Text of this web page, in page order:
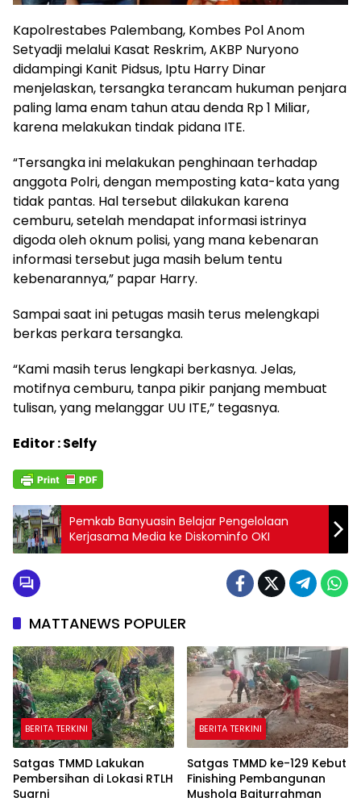
Kapolrestabes Palembang, Kombes Pol Anom
Setyadji melalui Kasat Reskrim, AKBP Nuryono
didampingi Kanit Pidsus, Iptu Harry Dinar
menjelaskan, tersangka terancam hukuman penjara
paling lama enam tahun atau denda Rp 1 Miliar,
karena melakukan tindak pidana ITE.
“Tersangka ini melakukan penghinaan terhadap
anggota Polri, dengan memposting kata-kata yang
tidak pantas. Hal tersebut dilakukan karena
cemburu, setelah mendapat informasi istrinya
digoda oleh oknum polisi, yang mana kebenaran
informasi tersebut juga masih belum tentu
kebenarannya,” papar Harry.
Sampai saat ini petugas masih terus melengkapi
berkas perkara tersangka.
“Kami masih terus lengkapi berkasnya. Jelas,
motifnya cemburu, tanpa pikir panjang membuat
tulisan, yang melanggar UU ITE,” tegasnya.
Editor : Selfy
Pemkab Banyuasin Belajar Pengelolaan
Kerjasama Media ke Diskominfo OKI
MATTANEWS POPULER
BERITA TERKINI
Satgas TMMD Lakukan
Pembersihan di Lokasi RTLH
Suarni
BERITA TERKINI
Satgas TMMD ke-129 Kebut
Finishing Pembangunan
Mushola Baiturrahman